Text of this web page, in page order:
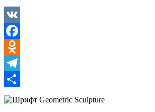
VK
Facebook
Odnoklassniki
Telegram
Отправить